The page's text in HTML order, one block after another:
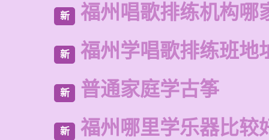
新 福州唱歌排练机构哪
新 福州学唱歌排练班地
新 普通家庭学古筝
新 福州哪里学乐器比较